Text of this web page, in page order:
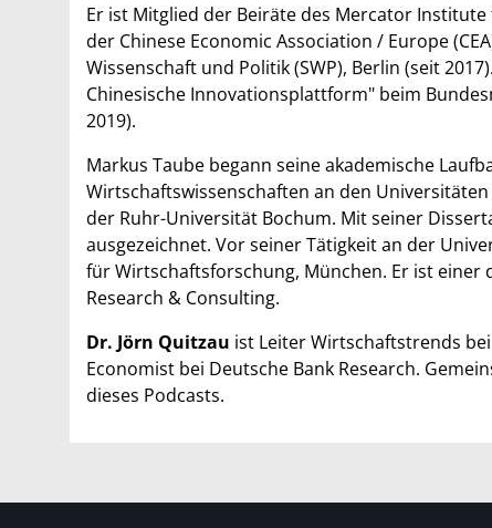
Er ist Mitglied der Beiräte des Mercator Institute
der Chinese Economic Association / Europe
Wissenschaft und Politik (SWP), Berlin (seit
Chinesische Innovationsplattform" beim
2019).
Markus Taube begann seine akademische
Wirtschaftswissenschaften an den
der Ruhr-Universität Bochum. Mit seiner
ausgezeichnet. Vor seiner Tätigkeit an der
für Wirtschaftsforschung, München. Er ist einer
Research & Consulting.
Dr. Jörn Quitzau ist Leiter Wirtschaftstrends
Economist bei Deutsche Bank Research.
dieses Podcasts.